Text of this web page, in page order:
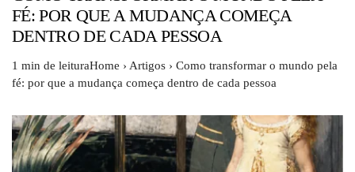
FÉ: POR QUE A MUDANÇA COMEÇA
DENTRO DE CADA PESSOA
1 min de leituraHome › Artigos › Como transformar o mundo pela
fé: por que a mudança começa dentro de cada pessoa